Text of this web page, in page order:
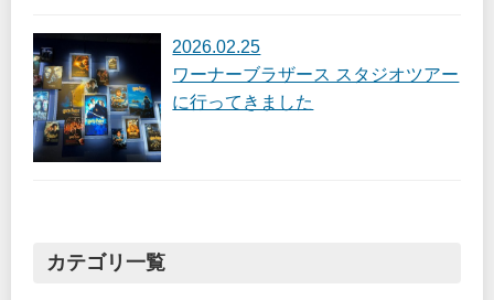
2026.02.25
ワーナーブラザース スタジオツアー
に行ってきました
カテゴリ一覧